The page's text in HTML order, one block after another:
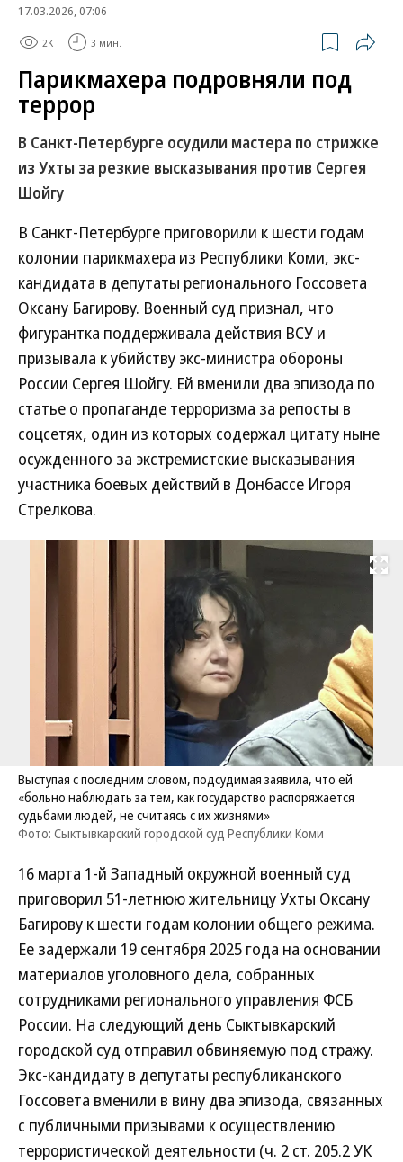
17.03.2026, 07:06
2K 3 мин.
Парикмахера подровняли под
террор
В Санкт-Петербурге осудили мастера по стрижке
из Ухты за резкие высказывания против Сергея
Шойгу
В Санкт-Петербурге приговорили к шести годам
колонии парикмахера из Республики Коми, экс-
кандидата в депутаты регионального Госсовета
Оксану Багирову. Военный суд признал, что
фигурантка поддерживала действия ВСУ и
призывала к убийству экс-министра обороны
России Сергея Шойгу. Ей вменили два эпизода по
статье о пропаганде терроризма за репосты в
соцсетях, один из которых содержал цитату ныне
осужденного за экстремистские высказывания
участника боевых действий в Донбассе Игоря
Стрелкова.
Развернуть
Выступая с последним словом, подсудимая заявила, что ей
«больно наблюдать за тем, как государство распоряжается
судьбами людей, не считаясь с их жизнями»
Фото: Сыктывкарский городской суд Республики Коми
16 марта 1-й Западный окружной военный суд
приговорил 51-летнюю жительницу Ухты Оксану
Багирову к шести годам колонии общего режима.
Ее задержали 19 сентября 2025 года на основании
материалов уголовного дела, собранных
сотрудниками регионального управления ФСБ
России. На следующий день Сыктывкарский
городской суд отправил обвиняемую под стражу.
Экс-кандидату в депутаты республиканского
Госсовета вменили в вину два эпизода, связанных
с публичными призывами к осуществлению
террористической деятельности (ч. 2 ст. 205.2 УК